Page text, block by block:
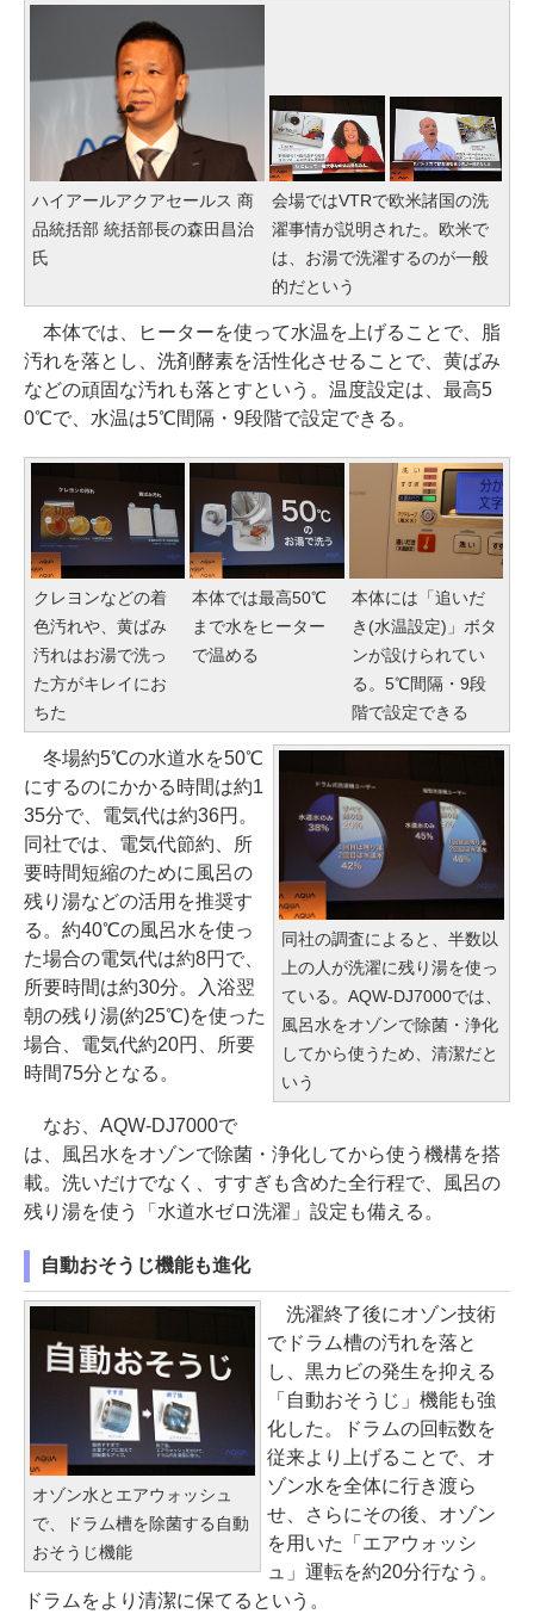
ハイアールアクアセールス 商
品統括部 統括部長の森田昌治
氏
会場ではVTRで欧米諸国の洗
濯事情が説明された。欧米で
は、お湯で洗濯するのが一般
的だという
本体では、ヒーターを使って水温を上げることで、脂
汚れを落とし、洗剤酵素を活性化させることで、黄ばみ
などの頑固な汚れも落とすという。温度設定は、最高5
0℃で、水温は5℃間隔・9段階で設定できる。
クレヨンなどの着
色汚れや、黄ばみ
汚れはお湯で洗っ
た方がキレイにお
ちた
本体では最高50℃
まで水をヒーター
で温める
本体には「追いだ
き(水温設定)」ボタ
ンが設けられてい
る。5℃間隔・9段
階で設定できる
同社の調査によると、半数以
上の人が洗濯に残り湯を使っ
ている。AQW-DJ7000では、
風呂水をオゾンで除菌・浄化
してから使うため、清潔だと
いう
冬場約5℃の水道水を50℃
にするのにかかる時間は約1
35分で、電気代は約36円。
同社では、電気代節約、所
要時間短縮のために風呂の
残り湯などの活用を推奨す
る。約40℃の風呂水を使っ
た場合の電気代は約8円で、
所要時間は約30分。入浴翌
朝の残り湯(約25℃)を使った
場合、電気代約20円、所要
時間75分となる。
なお、AQW-DJ7000で
は、風呂水をオゾンで除菌・浄化してから使う機構を搭
載。洗いだけでなく、すすぎも含めた全行程で、風呂の
残り湯を使う「水道水ゼロ洗濯」設定も備える。
自動おそうじ機能も進化
オゾン水とエアウォッシュ
で、ドラム槽を除菌する自動
おそうじ機能
洗濯終了後にオゾン技術
でドラム槽の汚れを落と
し、黒カビの発生を抑える
「自動おそうじ」機能も強
化した。ドラムの回転数を
従来より上げることで、オ
ゾン水を全体に行き渡ら
せ、さらにその後、オゾン
を用いた「エアウォッシ
ュ」運転を約20分行なう。
ドラムをより清潔に保てるという。